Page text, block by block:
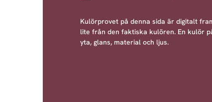
Kulörprovet på denna sida är digitalt
lite från den faktiska kulören. En kulör
yta, glans, material och ljus.